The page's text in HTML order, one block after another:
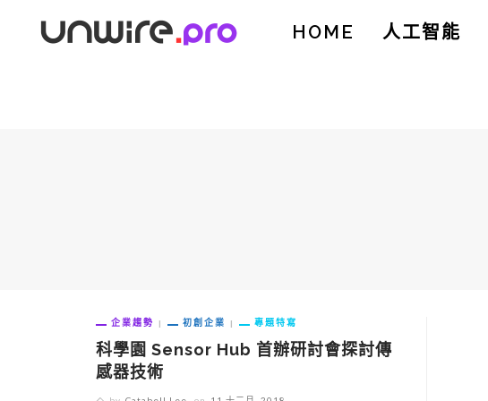
HOME 人工智能
企業趨勢 初創企業 專題特寫
科學園 Sensor Hub 首辦研討會探討傳
感器技術